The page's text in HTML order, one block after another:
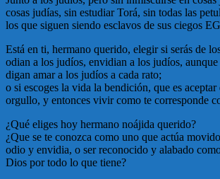
cosas judías, sin estudiar Torá, sin todas las
los que siguen siendo esclavos de sus ciegos
Está en ti, hermano querido, elegir si serás de
odian a los judíos, envidian a los judíos,
digan amar a los judíos a cada rato;
o si escoges la vida la bendición, que es aceptar
orgullo, y entonces vivir como te corresponde
¿Qué eliges hoy hermano noájida querido?
¿Que se te conozca como uno que actúa
odio y envidia, o ser reconocido y alabado
Dios por todo lo que tiene?